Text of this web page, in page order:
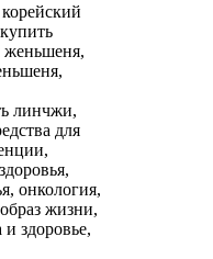
женьшеня,
линчжи,
для
онкология,
жизни,
здоровье,